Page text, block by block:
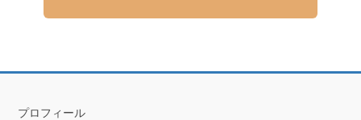
プロフィール